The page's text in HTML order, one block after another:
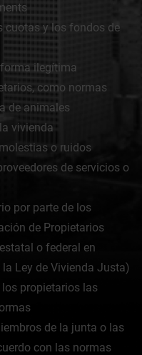
cuotas y los fondos de
ilegítima
como normas
de animales
vivienda
o ruidos
de servicios o
por parte de los
de Propietarios
o federal en
Ley de Vivienda Justa)
propietarios las
de la junta o las
con las normas